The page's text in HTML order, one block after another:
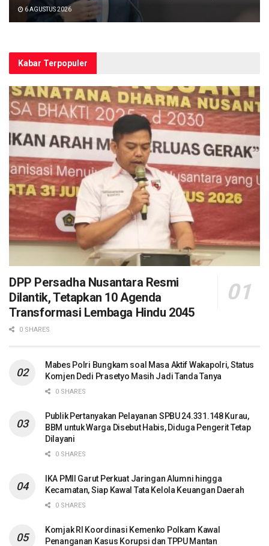
6 AGUSTUS 2026
Kabar Terpopuler
DPP Persadha Nusantara Resmi
Dilantik, Tetapkan 10 Agenda
Transformasi Lembaga Hindu 2045
0 SHARES
Mabes Polri Bungkam soal Masa Aktif Wakapolri, Status
Komjen Dedi Prasetyo Masih Jadi Tanda Tanya
0 SHARES
Publik Pertanyakan Pelayanan SPBU 24.331.148 Kurau,
BBM untuk Warga Disebut Habis, Diduga Pengerit Tetap
Dilayani
0 SHARES
IKA PMII Garut Perkuat Jaringan Alumni hingga
Kecamatan, Siap Kawal Tata Kelola Keuangan Daerah
0 SHARES
Komjak RI Koordinasi Kemenko Polkam Kawal
Penanganan Kasus Korupsi dan TPPU Mantan